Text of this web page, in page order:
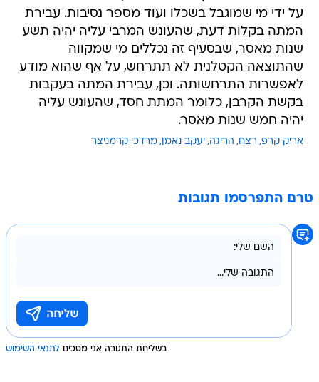
על ידי מי שמוגבל בשכלו ועוד מספר נסיבות. עבירת
המתה בקלות דעת, שהעונש המרבי עליה יהיה תשע
שנות מאסר, שבסעיף זה נכללים מי שמקווה
שהתוצאה הקטלנית לא תתרחש, על אף שהוא מודע
לאפשרות התרחשותה. וכן, עבירת המתה בעקבות
בקשת הקרבן, כלומר המתת חסד, שהעונש עליה
יהיה חמש שנות מאסר.
אריק קרפ רצח הריגה יעקב נאמן מרדכי קרמניצר
טרם התפרסמו תגובות
בשליחת התגובה אני מסכים לתנאי השימוש